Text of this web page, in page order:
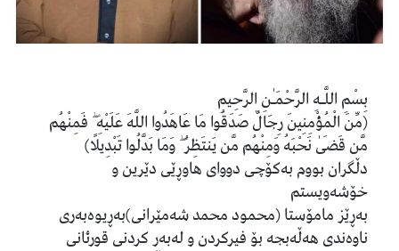
بِسْمِ اللَّـهِ الرَّحْمَـٰنِ الرَّحِيمِ
(مِّنَ الْمُؤْمِنِينَ رِجَالٌ صَدَقُوا مَا عَاهَدُوا اللَّهَ عَلَيْهِ ۖ فَمِنْهُم
مَّن قَضَىٰ نَحْبَهُ وَمِنْهُم مَّن يَنتَظِرُ ۖ وَمَا بَدَّلُوا تَبْدِيلًا)
دڵگران بووم بەکۆچی دووای هاوڕێی دێرین و
خۆشەویستم
بەڕێز مامۆستا (محمود محمد شەمێرانی)بەڕیوەبەری
ناوەندی هەڵەبجە بۆ فیرکردن و لەبەر کردنی قورئانی